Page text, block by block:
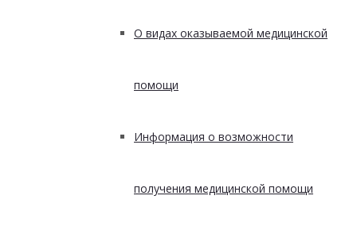
О видах оказываемой медицинской
помощи
Информация о возможности
получения медицинской помощи